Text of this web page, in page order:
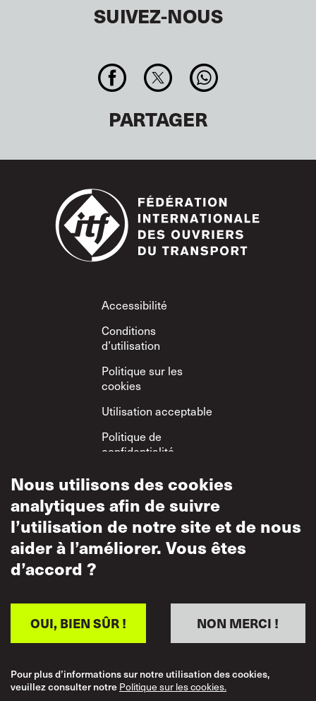
SUIVEZ-NOUS
PARTAGER
Footer
Accessibilité
Conditions
d’utilisation
Politique sur les
cookies
Utilisation acceptable
Politique de
confidentialité
Politique sur le
respect mutuel
Nous utilisons des cookies
analytiques afin de suivre
l’utilisation de notre site et de nous
aider à l’améliorer. Vous êtes
d’accord ?
NON MERCI !
OUI, BIEN SÛR !
Pour plus d’informations sur notre utilisation des cookies,
veuillez consulter notrePolitique sur les cookies.